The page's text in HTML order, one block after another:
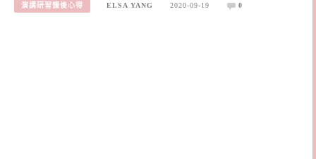
演講研習課後心得 ELSA YANG 2020-09-19 0